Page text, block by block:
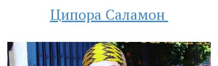
Ципора Саламон